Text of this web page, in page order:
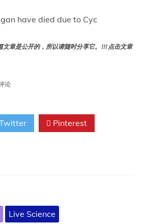
have died due to Cyc
文章是公开的，所以请随时分享它。!!! 点击文章
论
Pinterest
Live Science